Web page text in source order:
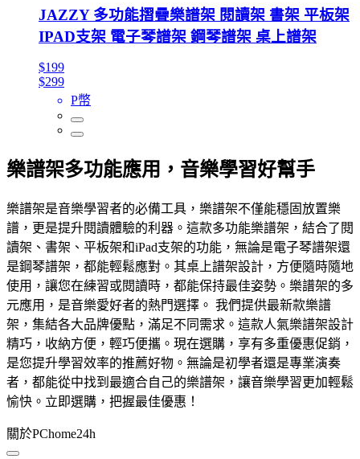
JAZZY 多功能摺疊樂譜架 閱讀架 書架 平板架
IPAD支架 電子琴譜架 鋼琴譜架 桌上譜架
$199
$299
P幣
樂譜架多功能應用，音樂學習好幫手
樂譜架是音樂學習者的必備工具，樂譜架不僅能穩固放置樂
譜，更是提升閱讀體驗的利器。這款多功能樂譜架，結合了閱
讀架、書架、平板架和iPad支架的功能，無論是電子琴譜架還
是鋼琴譜架，都能輕鬆應對。其桌上譜架設計，方便隨時隨地
使用，讓您在練習或閱讀時，都能保持最佳姿勢。樂譜架的多
元應用，是音樂愛好者的熱門選擇。 我們提供最新款樂譜
架，集結各大品牌優點，滿足不同需求。這款人氣樂譜架設計
精巧，收納方便，輕巧便攜。現在選購，享有多重優惠促銷，
是您提升學習效率的推薦好物。無論是初學者還是專業演奏
者，都能從中找到最適合自己的樂譜架，讓音樂學習更加輕鬆
愉快。立即選購，把握最佳優惠！
關於PChome24h